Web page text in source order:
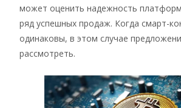
может оценить надежность
ряд успешных продаж. Когда смарт-
одинаковы, в этом случае
рассмотреть.